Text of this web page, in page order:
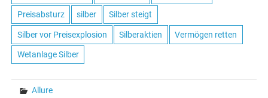
Preisabsturz silber Silber steigt
Silber vor Preisexplosion Silberaktien Vermögen retten
Wetanlage Silber
Allure